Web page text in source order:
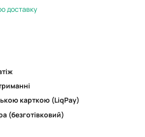
доставку
карткою (LiqPay)
(безготівковий)